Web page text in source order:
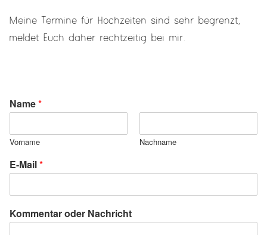
Meine Termine für Hochzeiten sind sehr begrenzt,
meldet Euch daher rechtzeitig bei mir.
Name*
Vorname Nachname
N
a
h
i
E-Mail*
Kommentar oder Nachricht